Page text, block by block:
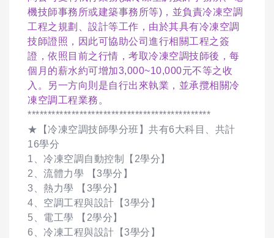
機技師事務所或建築事務所等)，並負責冷凍空調
工程之規劃、設計等工作，由於其具有冷凍空調
技師證照，因此可協助公司進行相關工程之簽
證，依照目前之行情，考取冷凍空調技師後，每
個月的薪水約可增加3,000~10,000元不等之收
入。另一方向則是自行出來執業，並承攬相關冷
凍空調工程業務。
**********************************************
★【冷凍空調技師學分班】共有6大科目、共計
16學分
1、冷凍空調自動控制【2學分】
2、流體力學 【3學分】
3、熱力學 【3學分】
4、空調工程與設計【3學分】
5、電工學 【2學分】
6、冷凍工程與設計【3學分】